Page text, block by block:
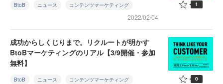
BtoB ニュース コンテンツマーケティング
2022/02/04
1
成功からしくじりまで。リクルートが明かす
BtoBマーケティングのリアル【3/9開催・参加
無料】
BtoB ニュース コンテンツマーケティング 0